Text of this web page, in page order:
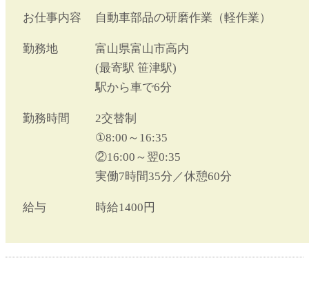
お仕事内容 自動車部品の研磨作業（軽作業）
勤務地
富山県富山市高内
(最寄駅 笹津駅)
駅から車で6分
勤務時間
2交替制
①8:00～16:35
②16:00～翌0:35
実働7時間35分／休憩60分
給与 時給1400円